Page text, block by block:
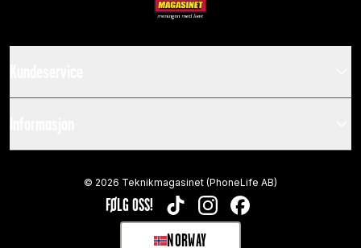
FØLG OSS! TIKTOKINSTAGRAMFACEBOOK
NORWAY
© 2026 Teknikmagasinet (PhoneLife AB)